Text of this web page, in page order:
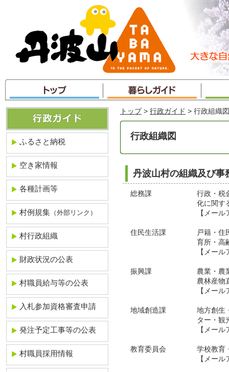
ャ
ン
プ
トップ > 行政ガイド > 行政組織図
行政組織図
丹波山村の組織及び事
総務課
行政・税
化に関す
【メー
住民生活課
戸籍・住
育所・高
【メー
振興課
農業・農
農林産物
【メー
地域創造課
地方創生
ター・観
【メー
教育委員会
学校教育
【メー
ふるさと納税
空き家情報
各種計画等
村例規集 （外部リンク）
村行政組織
財政状況の公表
村職員給与等の公表
入札参加資格審査申請
発注予定工事等の公表
村職員採用情報